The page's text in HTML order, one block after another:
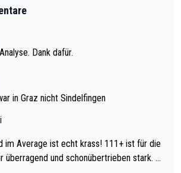
Dank dafür.
in Graz nicht Sindelfingen
ist echt krass! 111+ ist für die
und schonübertrieben stark. U